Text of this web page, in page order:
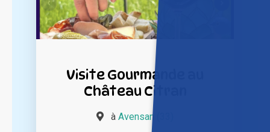
Visite Gourmande au
Château Citran
à Avensan (33)